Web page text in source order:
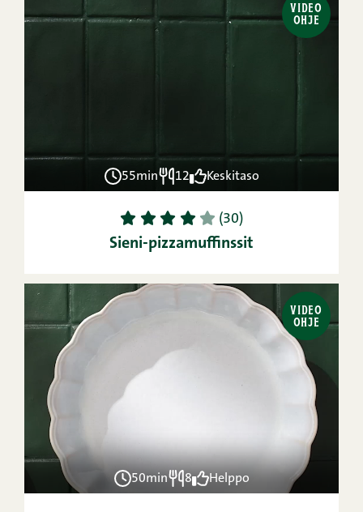
VIDEO
OHJE
55min 12 Keskitaso
1 2 3 4 5 (30)
Sieni-pizzamuffinssit
VIDEO
OHJE
50min 8 Helppo